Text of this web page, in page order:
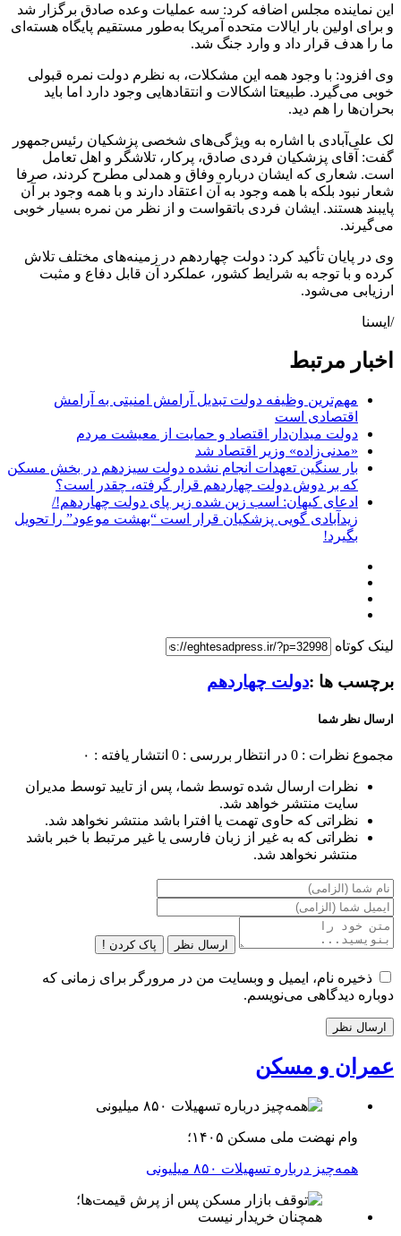
این نماینده مجلس اضافه کرد: سه عملیات وعده صادق برگزار شد
و برای اولین بار ایالات متحده آمریکا به‌طور مستقیم پایگاه هسته‌ای
ما را هدف قرار داد و وارد جنگ شد.
وی افزود: با وجود همه این مشکلات، به نظرم دولت نمره قبولی
خوبی می‌گیرد. طبیعتا اشکالات و انتقادهایی وجود دارد اما باید
بحران‌ها را هم دید.
لک علی‌آبادی با اشاره به ویژگی‌های شخصی پزشکیان رئیس‌جمهور
گفت: آقای پزشکیان فردی صادق، پرکار، تلاشگر و اهل تعامل
است. شعاری که ایشان درباره وفاق و همدلی مطرح کردند، صرفا
شعار نبود بلکه با همه وجود به آن اعتقاد دارند و با همه وجود بر آن
پایبند هستند. ایشان فردی باتقواست و از نظر من نمره بسیار خوبی
می‌گیرند.
وی در پایان تأکید کرد: دولت چهاردهم در زمینه‌های مختلف تلاش
کرده و با توجه به شرایط کشور، عملکرد آن قابل دفاع و مثبت
ارزیابی می‌شود.
/ایسنا
اخبار مرتبط
مهم‌ترین وظیفه دولت تبدیل آرامش امنیتی به آرامش
اقتصادی است
دولت میدان‌دار اقتصاد و حمایت از معیشت مردم
«مدنی‌زاده» وزیر اقتصاد شد
بار سنگین تعهدات انجام نشده دولت سیزدهم در بخش مسکن
که بر دوش دولت چهاردهم قرار گرفته، چقدر است؟
ادعای کیهان: اسب زین شده زیر پای دولت چهاردهم!/
زیدآبادی گویی پزشکیان قرار است “بهشت موعود” را تحویل
بگیرد!
لینک کوتاه
برچسب ها :دولت چهاردهم
ارسال نظر شما
مجموع نظرات : 0 در انتظار بررسی : 0 انتشار یافته : ۰
نظرات ارسال شده توسط شما، پس از تایید توسط مدیران
سایت منتشر خواهد شد.
نظراتی که حاوی تهمت یا افترا باشد منتشر نخواهد شد.
نظراتی که به غیر از زبان فارسی یا غیر مرتبط با خبر باشد
منتشر نخواهد شد.
ارسال نظر پاک کردن !
ذخیره نام، ایمیل و وبسایت من در مرورگر برای زمانی که
دوباره دیدگاهی می‌نویسم.
عمران و مسکن
وام نهضت ملی مسکن ۱۴۰۵؛
همه‌چیز درباره تسهیلات ۸۵۰ میلیونی